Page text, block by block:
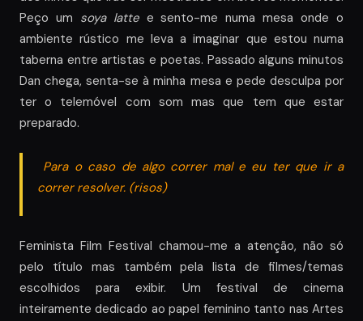
Peço um soya lattee sento-me numa mesa onde o
ambiente rústico me leva a imaginar que estou numa
taberna entre artistas e poetas. Passado alguns minutos
Dan chega, senta-se à minha mesa e pede desculpa por
ter o telemóvel com som mas que tem que estar
preparado.
Para o caso de algo correr mal e eu ter que ir a
correr resolver. (risos)
Feminista Film Festival chamou-me a atenção, não só
pelo título mas também pela lista de filmes/temas
escolhidos para exibir. Um festival de cinema
inteiramente dedicado ao papel feminino tanto nas Artes